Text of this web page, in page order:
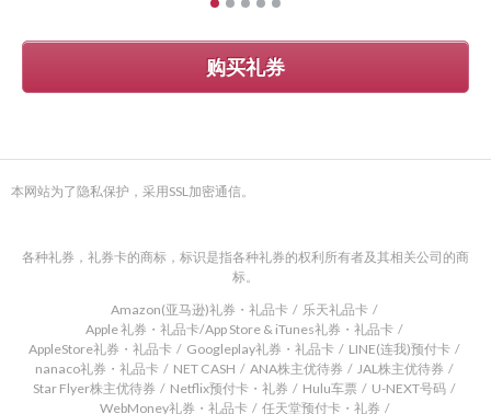
购买礼券
本网站为了隐私保护，采用SSL加密通信。
各种礼券，礼券卡的商标，标识是指各种礼券的权利所有者及其相关公司的商
标。
Amazon(亚马逊)礼券・礼品卡
乐天礼品卡
Apple 礼券・礼品卡/App Store & iTunes礼券・礼品卡
AppleStore礼券・礼品卡
Googleplay礼券・礼品卡
LINE(连我)预付卡
nanaco礼券・礼品卡
NET CASH ANA株主优待券
JAL株主优待券
Star Flyer株主优待券
Netflix预付卡・礼券 Hulu车票
U-NEXT号码
WebMoney礼券・礼品卡
任天堂预付卡・礼券